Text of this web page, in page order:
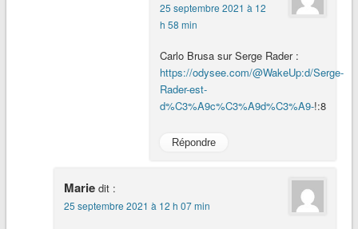
25 septembre 2021 à 12
h 58 min
Carlo Brusa sur Serge Rader :
https://odysee.com/@WakeUp:d/Serge-
Rader-est-
d%C3%A9c%C3%A9d%C3%A9-!:8
Répondre
Marie dit :
25 septembre 2021 à 12 h 07 min